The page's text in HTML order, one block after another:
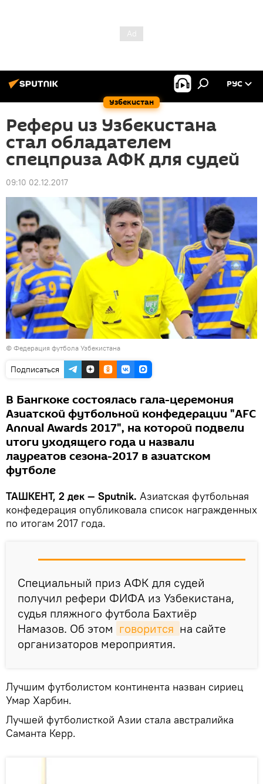
Узбекистан
РУС
Рефери из Узбекистана
стал обладателем
спецприза АФК для судей
09:10 02.12.2017
© Федерация футбола Узбекистана
Подписаться
В Бангкоке состоялась гала-церемония
Азиатской футбольной конфедерации "AFC
Annual Awards 2017", на которой подвели
итоги уходящего года и назвали
лауреатов сезона-2017 в азиатском
футболе
ТАШКЕНТ, 2 дек — Sputnik. Азиатская футбольная
конфедерация опубликовала список награжденных
по итогам 2017 года.
Специальный приз АФК для судей
получил рефери ФИФА из Узбекистана,
судья пляжного футбола Бахтиёр
Намазов. Об этом говорится на сайте
организаторов мероприятия.
Лучшим футболистом континента назван сириец
Умар Харбин.
Лучшей футболисткой Азии стала австралийка
Саманта Керр.